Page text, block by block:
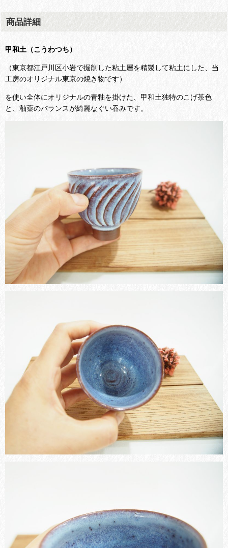
商品詳細
甲和土（こうわつち）
（東京都江戸川区小岩で掘削した粘土層を精製して粘土にした、当
工房のオリジナル東京の焼き物です）
を使い全体にオリジナルの青釉を掛けた、甲和土独特のこげ茶色
と、釉薬のバランスが綺麗なぐい吞みです。